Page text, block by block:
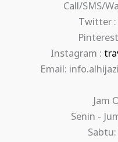
Call/SMS/
Twitter :
Instagram :
Email:
Jam
Senin -
Sabtu: